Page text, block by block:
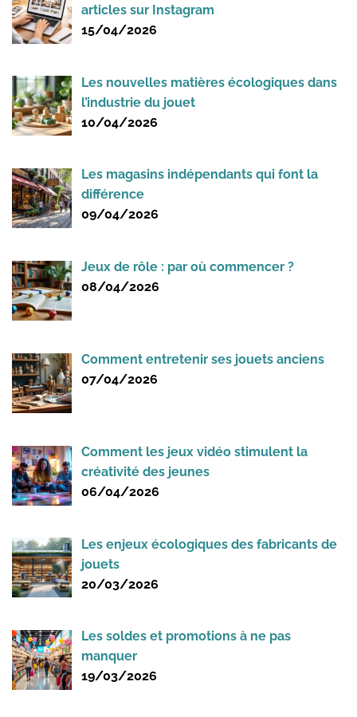
articles sur Instagram
15/04/2026
Les nouvelles matières écologiques dans
l’industrie du jouet
10/04/2026
Les magasins indépendants qui font la
différence
09/04/2026
Jeux de rôle : par où commencer ?
08/04/2026
Comment entretenir ses jouets anciens
07/04/2026
Comment les jeux vidéo stimulent la
créativité des jeunes
06/04/2026
Les enjeux écologiques des fabricants de
jouets
20/03/2026
Les soldes et promotions à ne pas
manquer
19/03/2026